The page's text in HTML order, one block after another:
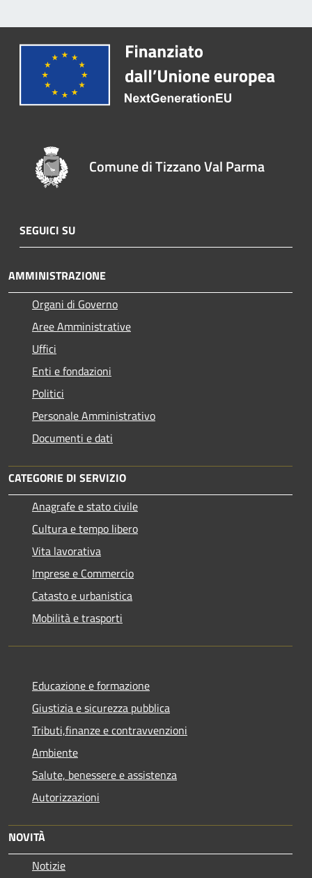
Comune di Tizzano Val Parma
SEGUICI SU
AMMINISTRAZIONE
Organi di Governo
Aree Amministrative
Uffici
Enti e fondazioni
Politici
Personale Amministrativo
Documenti e dati
CATEGORIE DI SERVIZIO
Anagrafe e stato civile
Cultura e tempo libero
Vita lavorativa
Imprese e Commercio
Catasto e urbanistica
Mobilità e trasporti
Educazione e formazione
Giustizia e sicurezza pubblica
Tributi,finanze e contravvenzioni
Ambiente
Salute, benessere e assistenza
Autorizzazioni
NOVITÀ
Notizie